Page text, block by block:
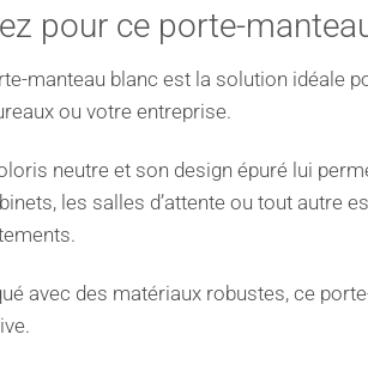
pour ce porte-
manteau blanc est la solution idéale
ou votre entreprise.
neutre et son design épuré lui
les salles d’attente ou tout autre
avec des matériaux robustes, ce